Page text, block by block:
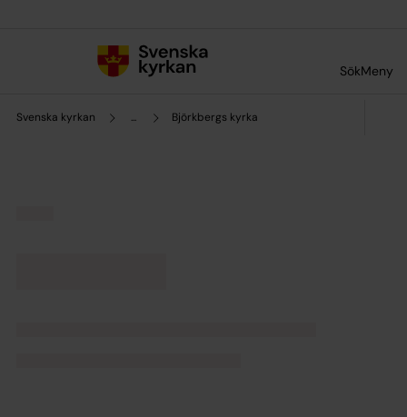
SökMeny
Svenska kyrkan ... Björkbergs kyrka